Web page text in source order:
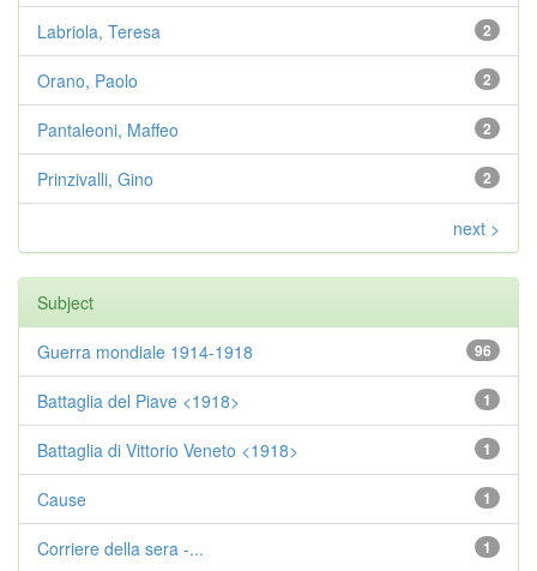
2
Labriola, Teresa
2
Orano, Paolo
2
Pantaleoni, Maffeo
2
Prinzivalli, Gino
next >
Subject
96
Guerra mondiale 1914-1918
1
Battaglia del Piave <1918>
1
Battaglia di Vittorio Veneto <1918>
1
Cause
1
Corriere della sera -...